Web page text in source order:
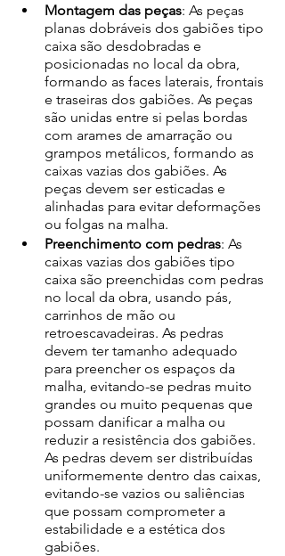
Montagem das peças: As peças
planas dobráveis dos gabiões tipo
caixa são desdobradas e
posicionadas no local da obra,
formando as faces laterais, frontais
e traseiras dos gabiões. As peças
são unidas entre si pelas bordas
com arames de amarração ou
grampos metálicos, formando as
caixas vazias dos gabiões. As
peças devem ser esticadas e
alinhadas para evitar deformações
ou folgas na malha.
Preenchimento com pedras: As
caixas vazias dos gabiões tipo
caixa são preenchidas com pedras
no local da obra, usando pás,
carrinhos de mão ou
retroescavadeiras. As pedras
devem ter tamanho adequado
para preencher os espaços da
malha, evitando-se pedras muito
grandes ou muito pequenas que
possam danificar a malha ou
reduzir a resistência dos gabiões.
As pedras devem ser distribuídas
uniformemente dentro das caixas,
evitando-se vazios ou saliências
que possam comprometer a
estabilidade e a estética dos
gabiões.